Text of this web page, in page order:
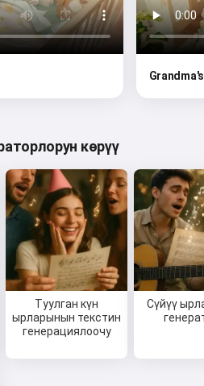
көрүү
Туулган күн
ырларынын текстин
генерациялоочу
Сүйүү